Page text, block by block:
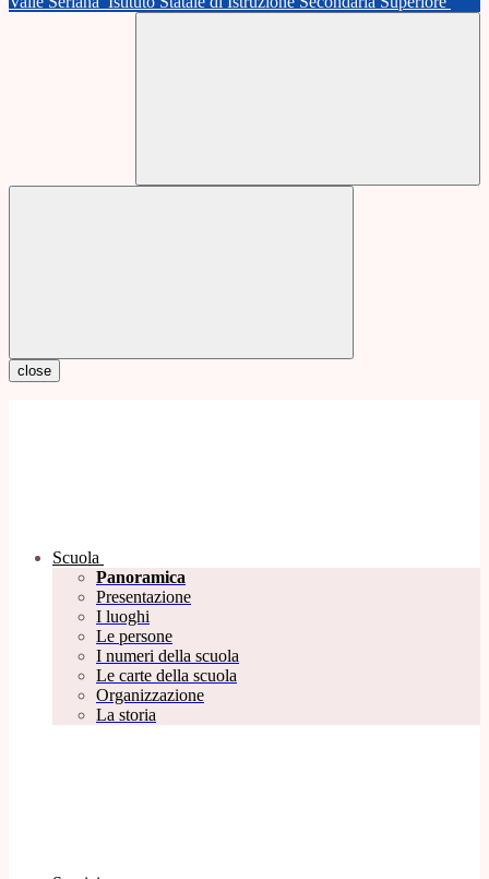
close
Scuola
Panoramica
Presentazione
I luoghi
Le persone
I numeri della scuola
Le carte della scuola
Organizzazione
La storia